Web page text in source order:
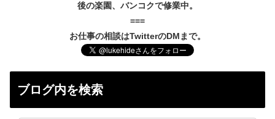
後の楽園、バンコクで修業中。
===
お仕事の相談はTwitterのDMまで。
ブログ内を検索